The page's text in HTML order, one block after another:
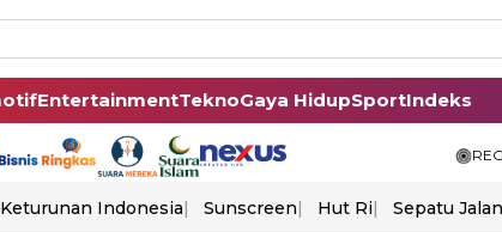
EntertainmentTeknoGaya HidupSportIndeks
Indonesia Sunscreen Hut Ri Sepatu Jalan